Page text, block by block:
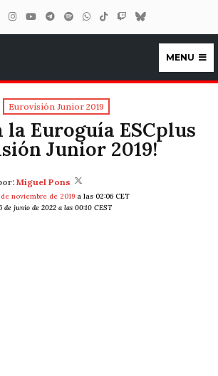
España
MENU
Eurovisión Junior 2019
la Euroguía ESCplus
Junior 2019!
Miguel Pons
de noviembre de 2019 a las 02:06 CET
de junio de 2022 a las 00:10 CEST